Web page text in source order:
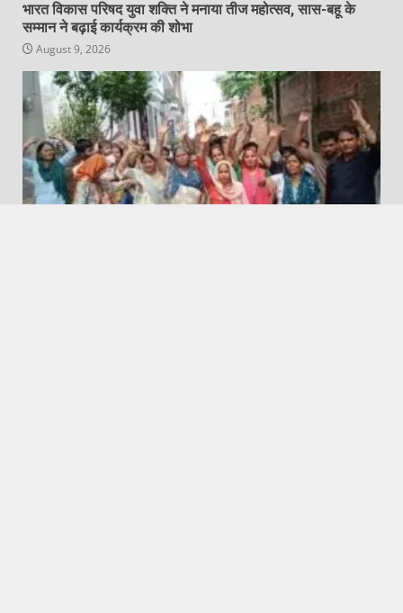
भारत विकास परिषद युवा शक्ति ने मनाया तीज महोत्सव, सास-बहू के
सम्मान ने बढ़ाई कार्यक्रम की शोभा
August 9, 2026